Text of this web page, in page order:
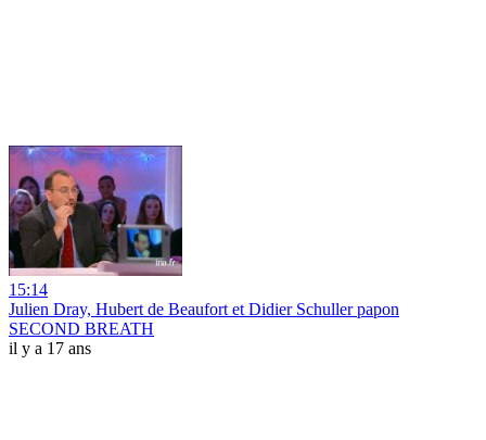
15:14
Julien Dray, Hubert de Beaufort et Didier Schuller papon
SECOND BREATH
il y a 17 ans